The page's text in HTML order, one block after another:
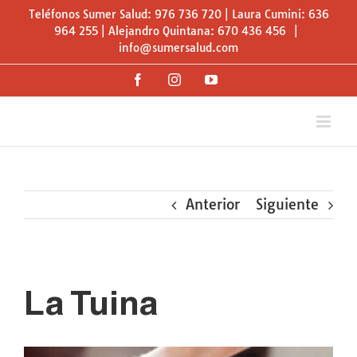
SaltarTeléfonos Sumer Salud: 976 736 720 | Laura Cumini: 636
964 255 | Alejandro Quintana: 670 436 456
info@sumersalud.com
FacebookInstagramYouTube
Anterior Siguiente
imagen
más
La Tuina